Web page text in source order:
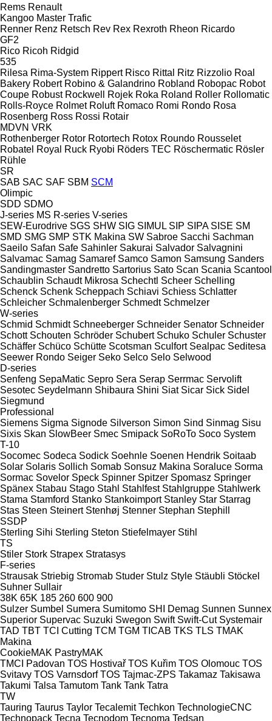
Rems Renault
Kangoo Master Trafic
Renner Renz Retsch Rev Rex Rexroth Rheon Ricardo
GF2
Rico Ricoh Ridgid
535
Rilesa Rima-System Rippert Risco Rittal Ritz Rizzolio Roal
Bakery Robert Robino & Galandrino Robland Robopac Robot
Coupe Robust Rockwell Rojek Roka Roland Roller Rollomatic
Rolls-Royce Rolmet Roluft Romaco Romi Rondo Rosa
Rosenberg Ross Rossi Rotair
MDVN VRK
Rothenberger Rotor Rotortech Rotox Roundo Rousselet
Robatel Royal Ruck Ryobi Röders TEC Röschermatic Rösler
Rühle
SR
SAB SAC SAF SBM SCM
Olimpic
SDD SDMO
J-series MS R-series V-series
SEW-Eurodrive SGS SHW SIG SIMUL SIP SIPA SISE SM
SMD SMG SMP STK Makina SW Sabroe Sacchi Sachman
Saeilo Safan Safe Sahinler Sakurai Salvador Salvagnini
Salvamac Samag Samaref Samco Samon Samsung Sanders
Sandingmaster Sandretto Sartorius Sato Scan Scania Scantool
Schaublin Schaudt Mikrosa Schechtl Scheer Schelling
Schenck Schenk Scheppach Schiavi Schiess Schlatter
Schleicher Schmalenberger Schmedt Schmelzer
W-series
Schmid Schmidt Schneeberger Schneider Senator Schneider
Schott Schouten Schröder Schubert Schuko Schuler Schuster
Schäffer Schüco Schütte Scotsman Sculfort Sealpac Seditesa
Seewer Rondo Seiger Seko Selco Selo Selwood
D-series
Senfeng SepaMatic Sepro Sera Serap Serrmac Servolift
Sesotec Seydelmann Shibaura Shini Siat Sicar Sick Sidel
Siegmund
Professional
Siemens Sigma Signode Silverson Simon Sind Sinmag Sisu
Sixis Skan SlowBeer Smec Smipack SoRoTo Soco System
T-10
Socomec Sodeca Sodick Soehnle Soenen Hendrik Soitaab
Solar Solaris Sollich Somab Sonsuz Makina Soraluce Sorma
Sormac Sovelor Speck Spinner Spitzer Spomasz Springer
Spänex Stabau Stago Stahl Stahlfest Stahlgruppe Stahlwerk
Stama Stamford Stanko Stankoimport Stanley Star Starrag
Stas Steen Steinert Stenhøj Stenner Stephan Stephill
SSDP
Sterling Sihi Sterling Steton Stiefelmayer Stihl
TS
Stiler Stork Strapex Stratasys
F-series
Strausak Striebig Stromab Studer Stulz Style Stäubli Stöckel
Suhner Sullair
38K 65K 185 260 600 900
Sulzer Sumbel Sumera Sumitomo SHI Demag Sunnen Sunnex
Superior Supervac Suzuki Swegon Swift Swift-Cut Systemair
TAD TBT TCI Cutting TCM TGM TICAB TKS TLS TMAK
Makina
CookieMAK PastryMAK
TMCI Padovan TOS Hostivař TOS Kuřim TOS Olomouc TOS
Svitavy TOS Varnsdorf TOS Tajmac-ZPS Takamaz Takisawa
Takumi Talsa Tamutom Tank Tank Tatra
TW
Tauring Taurus Taylor Tecalemit Techkon TechnologieCNC
Technopack Tecna Tecnodom Tecnoma Tedsan